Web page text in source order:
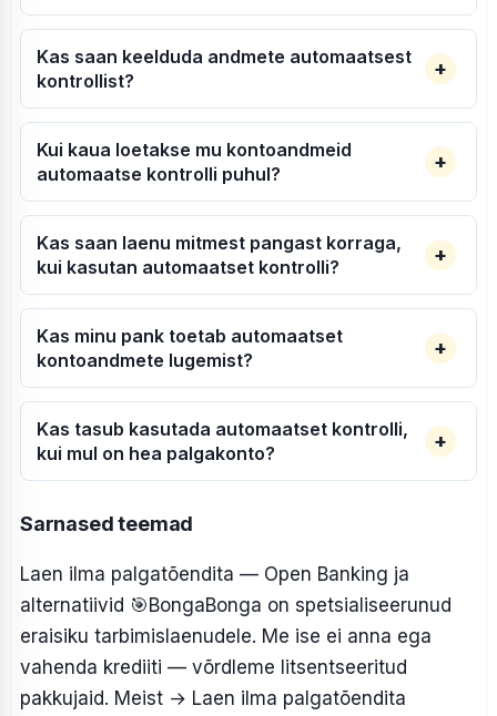
Kas saan keelduda andmete automaatsest
kontrollist?
Kui kaua loetakse mu kontoandmeid
automaatse kontrolli puhul?
Kas saan laenu mitmest pangast korraga,
kui kasutan automaatset kontrolli?
Kas minu pank toetab automaatset
kontoandmete lugemist?
Kas tasub kasutada automaatset kontrolli,
kui mul on hea palgakonto?
Sarnased teemad
Laen ilma palgatõendita — Open Banking ja
alternatiivid 🎯BongaBonga on spetsialiseerunud
eraisiku tarbimislaenudele. Me ise ei anna ega
vahenda krediiti — võrdleme litsentseeritud
pakkujaid. Meist → Laen ilma palgatõendita